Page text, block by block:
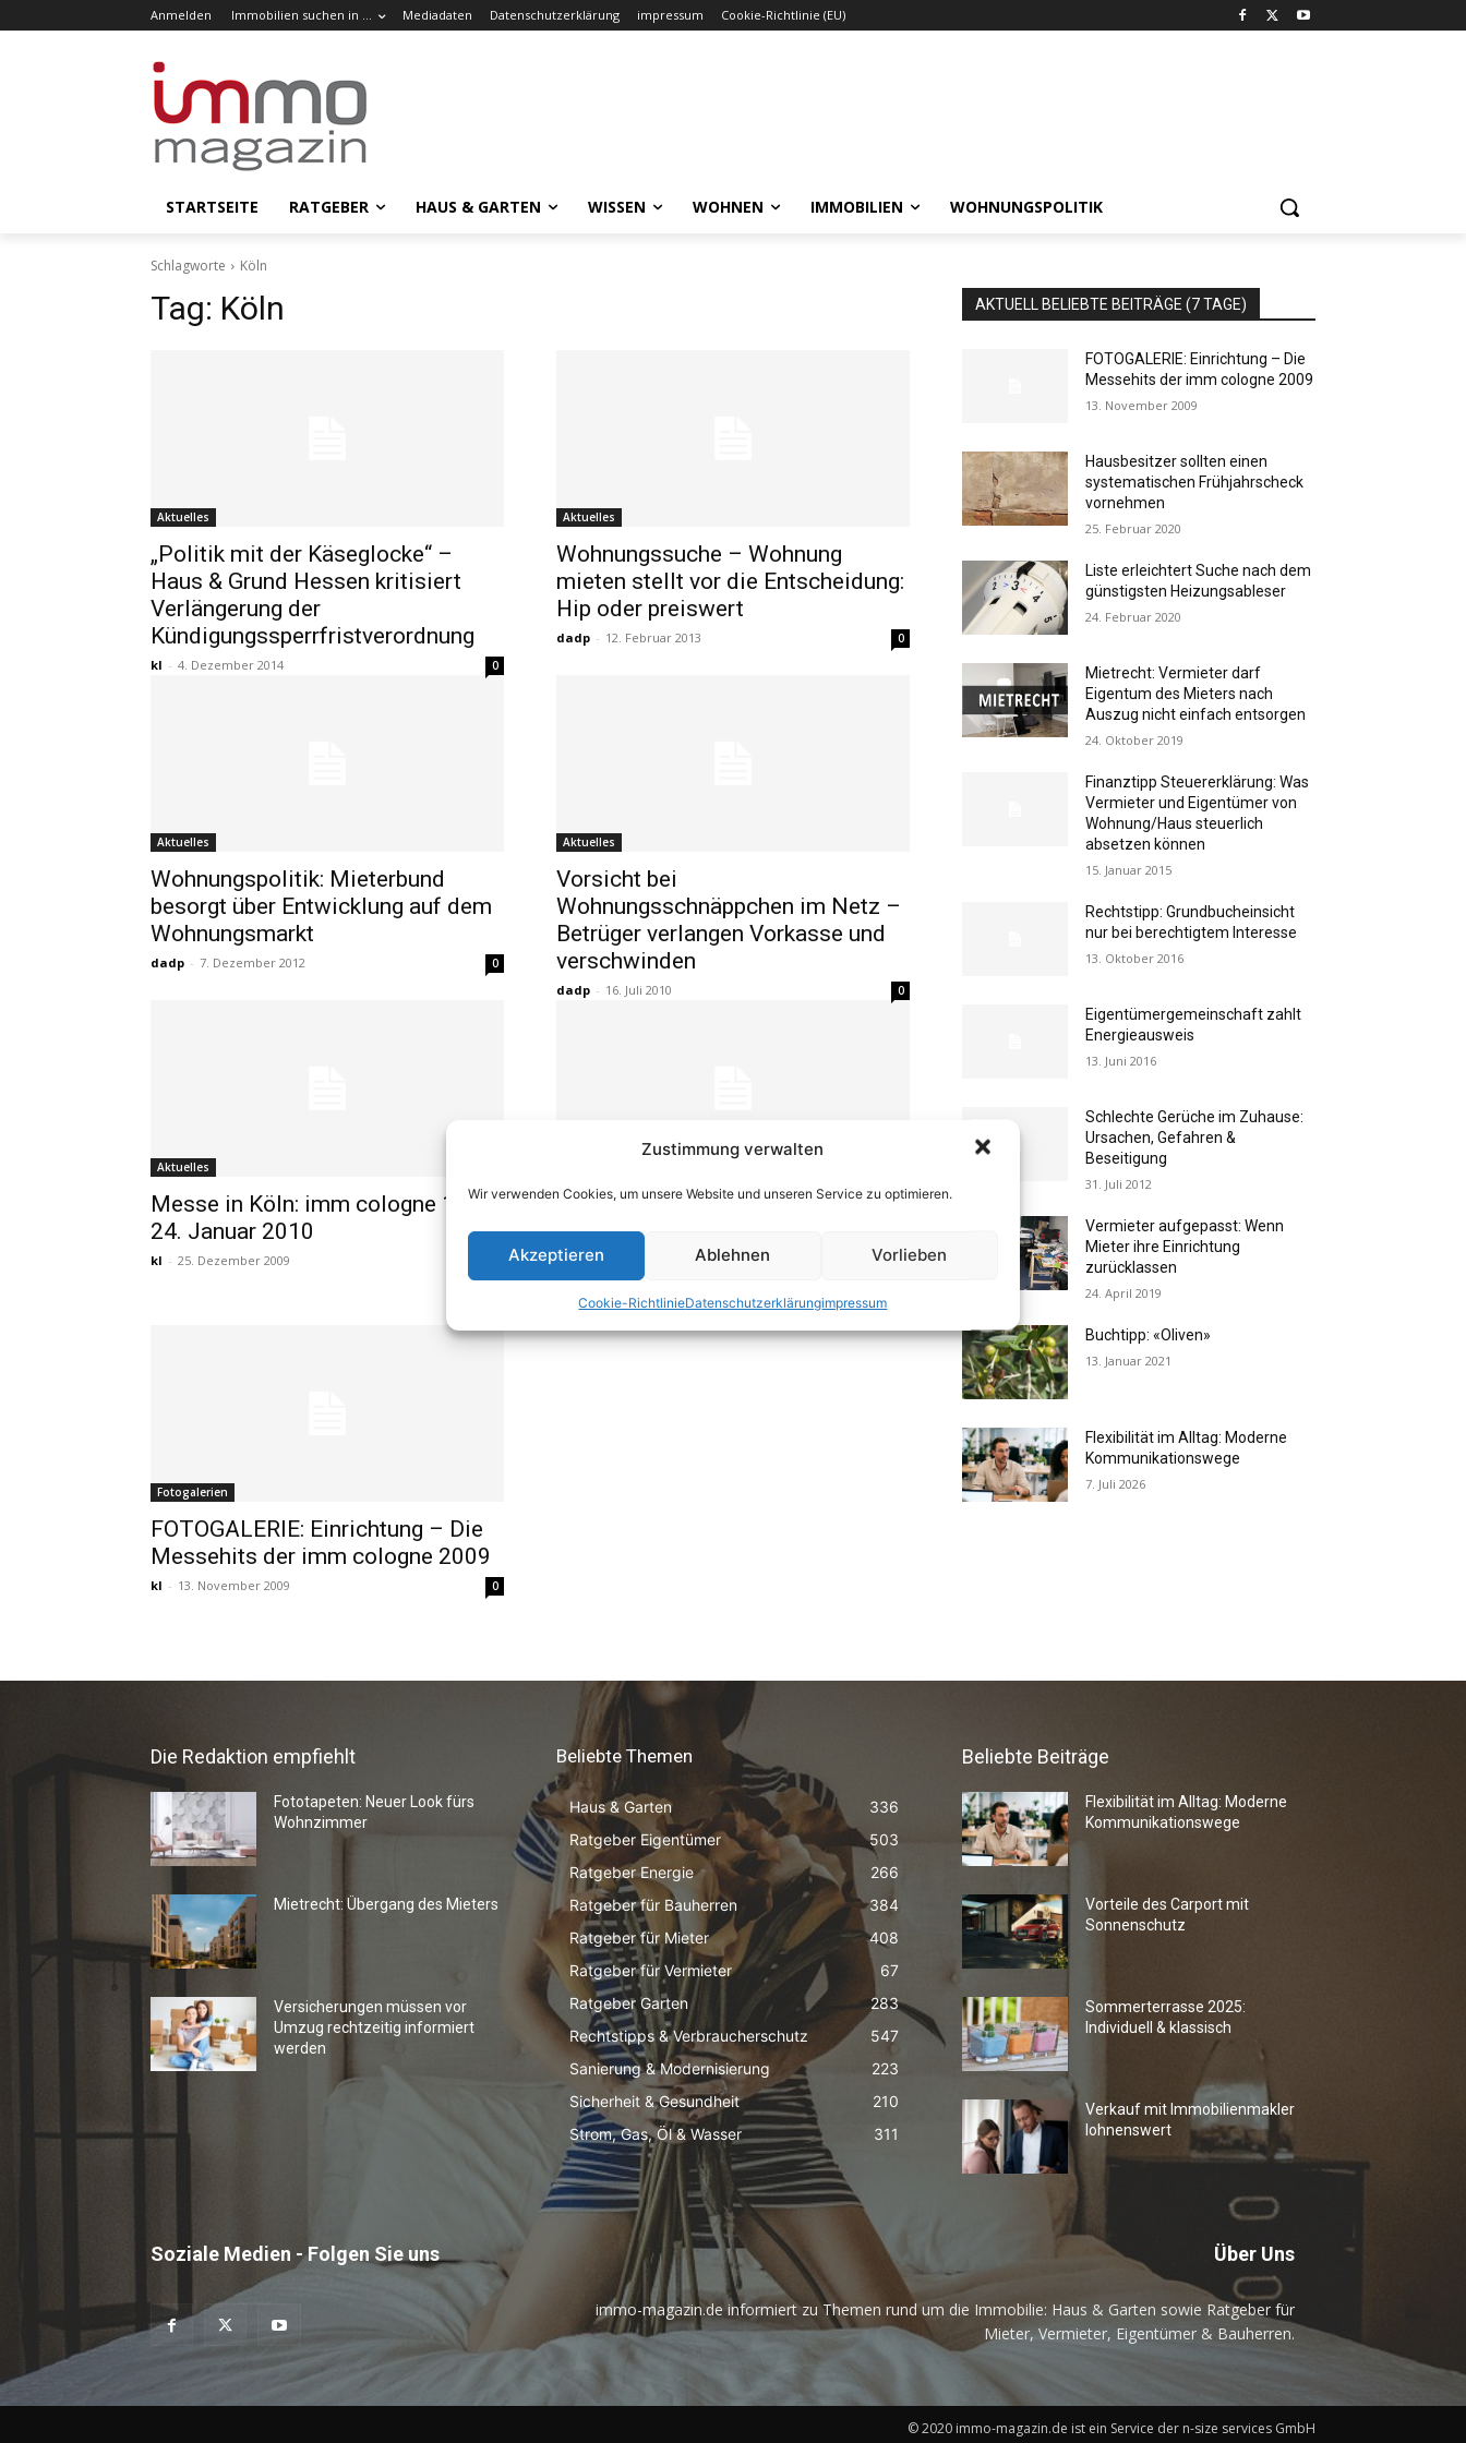
Zustimmung verwalten
Wir verwenden Cookies, um unsere Website und unseren Service zu optimieren.
Akzeptieren Ablehnen Vorlieben
Cookie-RichtlinieDatenschutzerklärungimpressum
Anmelden Immobilien suchen in … Mediadaten Datenschutzerklärung impressum Cookie-Richtlinie (EU)
STARTSEITE RATGEBER HAUS & GARTEN WISSEN WOHNEN IMMOBILIEN WOHNUNGSPOLITIK
Schlagworte Köln
Tag: Köln
Aktuelles
„Politik mit der Käseglocke“ –
Haus & Grund Hessen kritisiert
Verlängerung der
Kündigungssperrfristverordnung
kl - 4. Dezember 2014 0
Aktuelles
Wohnungssuche – Wohnung
mieten stellt vor die Entscheidung:
Hip oder preiswert
dadp - 12. Februar 2013 0
Aktuelles
Wohnungspolitik: Mieterbund
besorgt über Entwicklung auf dem
Wohnungsmarkt
dadp - 7. Dezember 2012 0
Aktuelles
Vorsicht bei
Wohnungsschnäppchen im Netz –
Betrüger verlangen Vorkasse und
verschwinden
dadp - 16. Juli 2010 0
Aktuelles
Messe in Köln: imm cologne 19. –
24. Januar 2010
kl - 25. Dezember 2009
Pure Village bündelt namhafte
Designmarken und kreative
Einrichtungsideen im Herzen der
imm cologne
13. November 2009
Fotogalerien
FOTOGALERIE: Einrichtung – Die
Messehits der imm cologne 2009
kl - 13. November 2009 0
AKTUELL BELIEBTE BEITRÄGE (7 TAGE)
FOTOGALERIE: Einrichtung – Die
Messehits der imm cologne 2009
13. November 2009
Hausbesitzer sollten einen
systematischen Frühjahrscheck
vornehmen
25. Februar 2020
Liste erleichtert Suche nach dem
günstigsten Heizungsableser
24. Februar 2020
Mietrecht: Vermieter darf
Eigentum des Mieters nach
Auszug nicht einfach entsorgen
24. Oktober 2019
Finanztipp Steuererklärung: Was
Vermieter und Eigentümer von
Wohnung/Haus steuerlich
absetzen können
15. Januar 2015
Rechtstipp: Grundbucheinsicht
nur bei berechtigtem Interesse
13. Oktober 2016
Eigentümergemeinschaft zahlt
Energieausweis
13. Juni 2016
Schlechte Gerüche im Zuhause:
Ursachen, Gefahren &
Beseitigung
31. Juli 2012
Vermieter aufgepasst: Wenn
Mieter ihre Einrichtung
zurücklassen
24. April 2019
Buchtipp: «Oliven»
13. Januar 2021
Flexibilität im Alltag: Moderne
Kommunikationswege
7. Juli 2026
Die Redaktion empfiehlt
Fototapeten: Neuer Look fürs
Wohnzimmer
Mietrecht: Übergang des Mieters
Versicherungen müssen vor
Umzug rechtzeitig informiert
werden
Beliebte Themen
Haus & Garten
336
Ratgeber Eigentümer
503
Ratgeber Energie
266
Ratgeber für Bauherren
384
Ratgeber für Mieter
408
Ratgeber für Vermieter
67
Ratgeber Garten
283
Rechtstipps & Verbraucherschutz
547
Sanierung & Modernisierung
223
Sicherheit & Gesundheit
210
Strom, Gas, Öl & Wasser
311
Beliebte Beiträge
Flexibilität im Alltag: Moderne
Kommunikationswege
Vorteile des Carport mit
Sonnenschutz
Sommerterrasse 2025:
Individuell & klassisch
Verkauf mit Immobilienmakler
lohnenswert
Soziale Medien - Folgen Sie uns Über Uns
immo-magazin.de informiert zu Themen rund um die Immobilie: Haus & Garten sowie Ratgeber für
Mieter, Vermieter, Eigentümer & Bauherren.
© 2020 immo-magazin.de ist ein Service der n-size services GmbH